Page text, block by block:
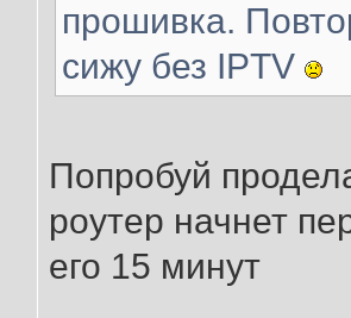
прошивка.
сижу без IPTV
Попробуй
роутер начнет
его 15 минут